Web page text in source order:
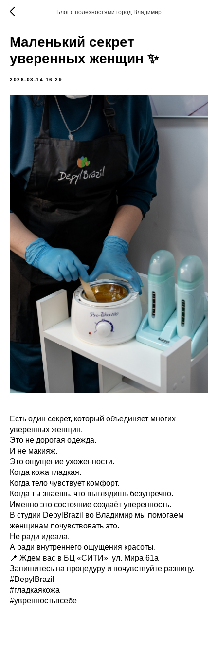
Блог с полезностями город Владимир
Маленький секрет
уверенных женщин ✨
2026-03-14 16:29
Есть один секрет, который объединяет многих
уверенных женщин.
Это не дорогая одежда.
И не макияж.
Это ощущение ухоженности.
Когда кожа гладкая.
Когда тело чувствует комфорт.
Когда ты знаешь, что выглядишь безупречно.
Именно это состояние создаёт уверенность.
В студии DepylBrazil во Владимир мы помогаем
женщинам почувствовать это.
Не ради идеала.
А ради внутреннего ощущения красоты.
📍 Ждем вас в БЦ «СИТИ», ул. Мира 61а
Запишитесь на процедуру и почувствуйте разницу.
#DepylBrazil
#гладкаякожа
#увренностьвсебе